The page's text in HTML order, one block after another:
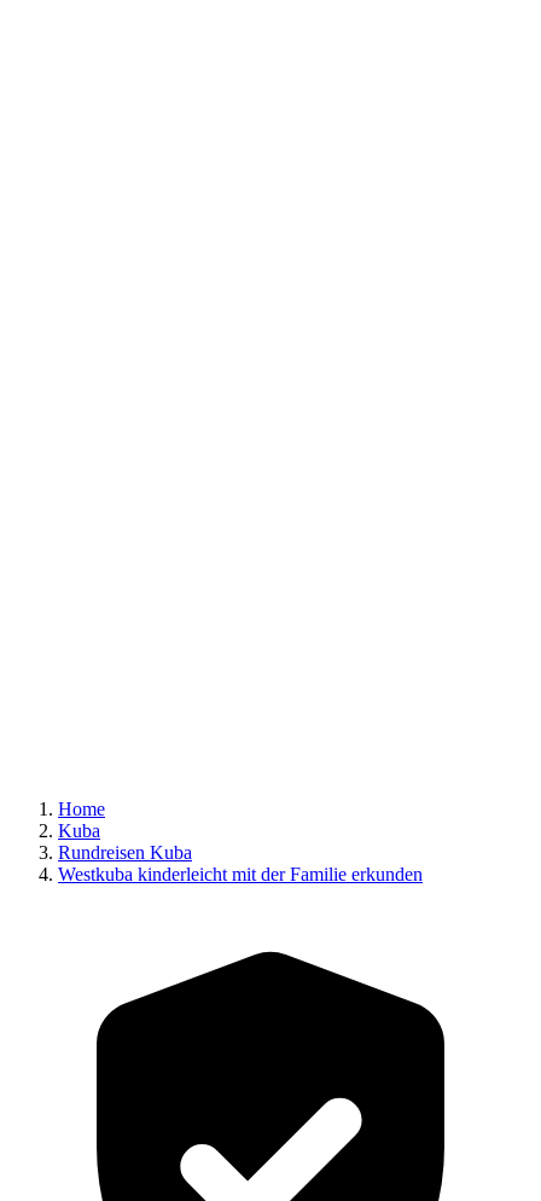
Home
Kuba
Rundreisen Kuba
Westkuba kinderleicht mit der Familie erkunden